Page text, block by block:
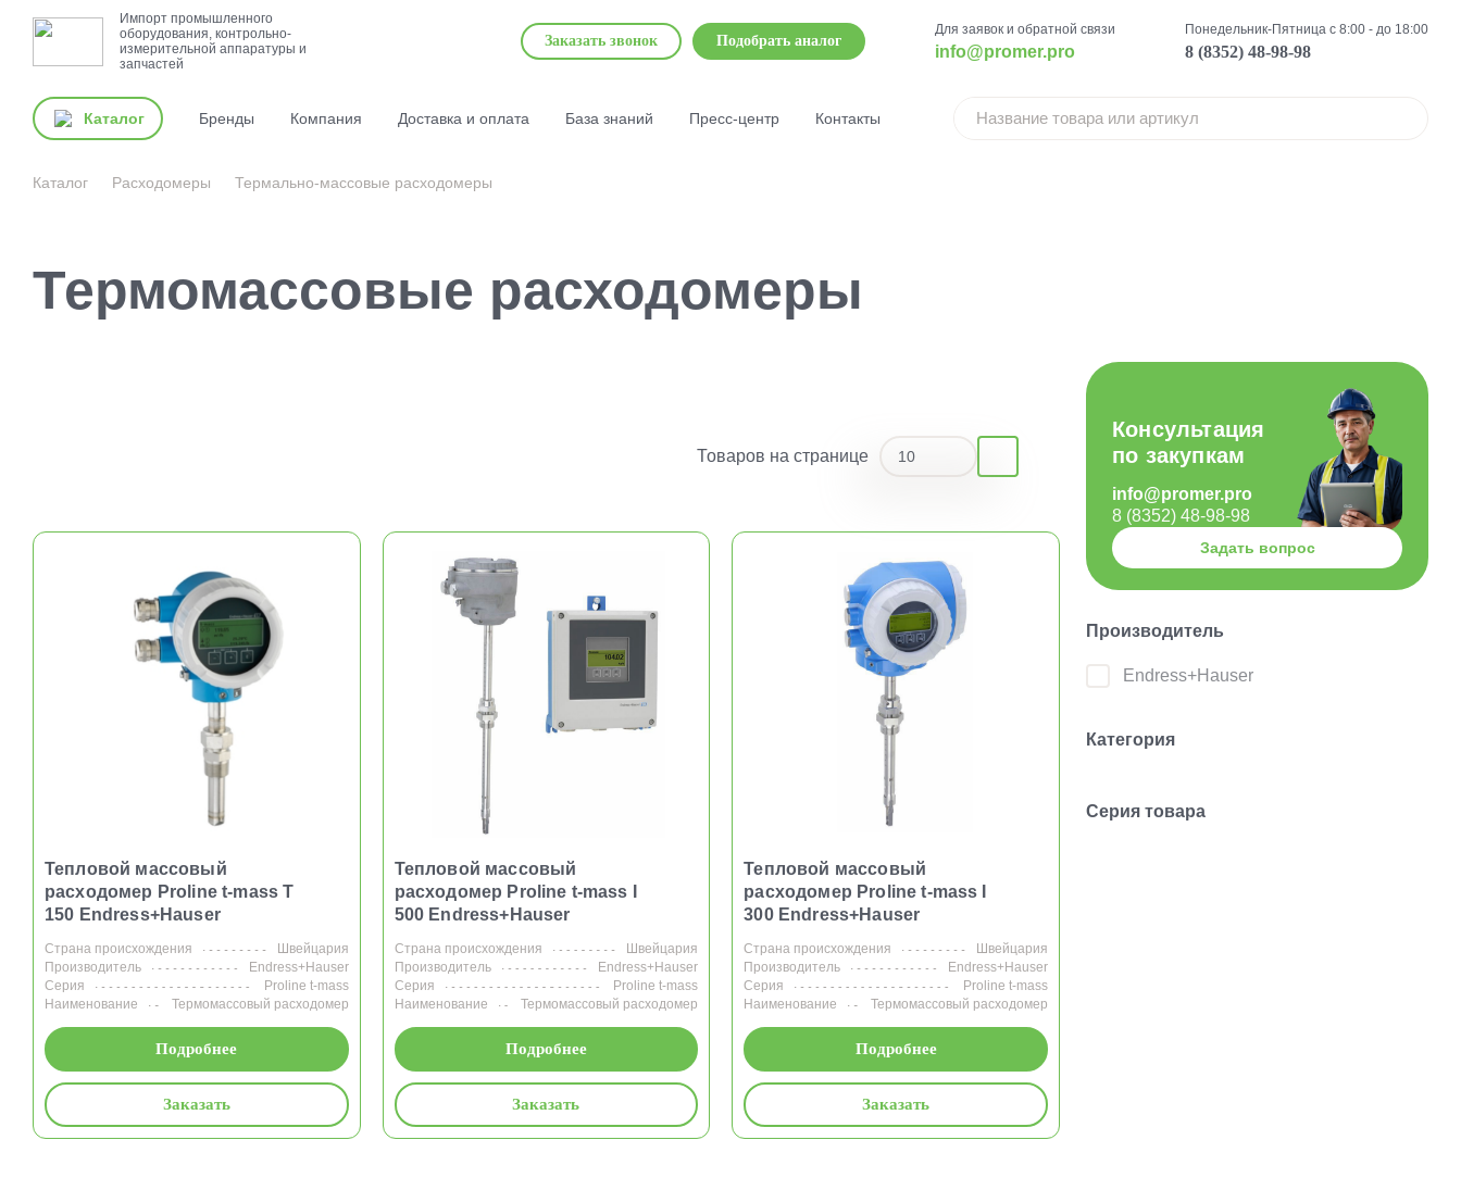
Импорт промышленного
оборудования, контрольно-
измерительной аппаратуры и
запчастей
Заказать звонок Подобрать аналог
Для заявок и обратной связи
info@promer.pro
Понедельник-Пятница с 8:00 - до 18:00
8 (8352) 48-98-98
Каталог Бренды Компания Доставка и оплата База знаний Пресс-центр Контакты
Каталог Расходомеры Термально-массовые расходомеры
Термомассовые расходомеры
Консультация
по закупкам
info@promer.pro
8 (8352) 48-98-98
Задать вопрос
Производитель
Endress+Hauser
Категория
Серия товара
Товаров на странице 10
20
Тепловой массовый
расходомер Proline t-mass T
150 Endress+Hauser
Страна происхождения
Швейцария
Производитель
Endress+Hauser
Серия
Proline t-mass
Наименование
Термомассовый расходомер
Подробнее
Заказать
Тепловой массовый
расходомер Proline t-mass I
500 Endress+Hauser
Страна происхождения
Швейцария
Производитель
Endress+Hauser
Серия
Proline t-mass
Наименование
Термомассовый расходомер
Подробнее
Заказать
Тепловой массовый
расходомер Proline t-mass I
300 Endress+Hauser
Страна происхождения
Швейцария
Производитель
Endress+Hauser
Серия
Proline t-mass
Наименование
Термомассовый расходомер
Подробнее
Заказать